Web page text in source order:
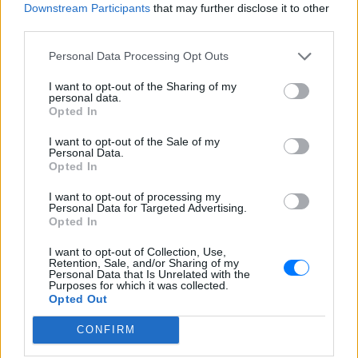
Downstream Participants that may further disclose it to other
Personal Data Processing Opt Outs
I want to opt-out of the Sharing of my
personal data.
Opted In
I want to opt-out of the Sale of my
Personal Data.
Opted In
I want to opt-out of processing my
Personal Data for Targeted Advertising.
Opted In
I want to opt-out of Collection, Use,
Retention, Sale, and/or Sharing of my
Personal Data that Is Unrelated with the
Purposes for which it was collected.
Opted Out
CONFIRM
ΔΕΙΤΕ ΕΠΙΣΗΣ
Ιωάννα Τούνη: «Έβγαλα όλο το
και αντιβιώσεις»
ΠΡΙΝ 10 ΏΡΕΣ
followers της στο Instagram τις δύσκολες